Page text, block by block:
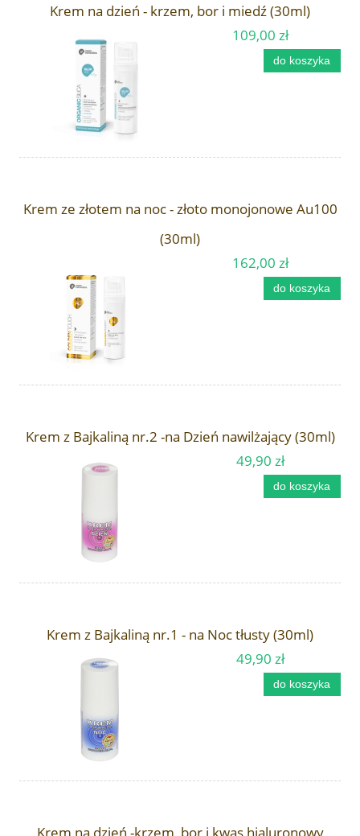
Krem na dzień - krzem, bor i miedź (30ml)
109,00 zł
do koszyka
Krem ze złotem na noc - złoto monojonowe Au100
(30ml)
162,00 zł
do koszyka
Krem z Bajkaliną nr.2 -na Dzień nawilżający (30ml)
49,90 zł
do koszyka
Krem z Bajkaliną nr.1 - na Noc tłusty (30ml)
49,90 zł
do koszyka
Krem na dzień -krzem, bor i kwas hialuronowy